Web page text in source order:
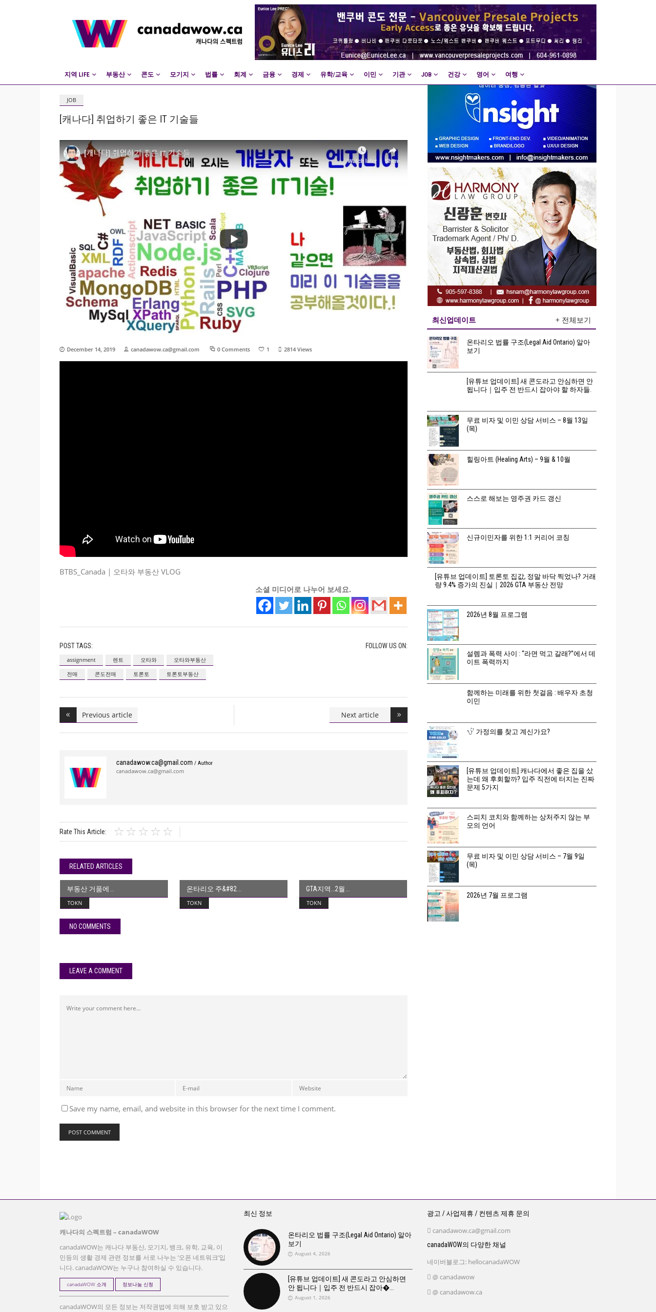
지역 LIFE 부동산 콘도 모기지 법률 회계 금융 경제 유학/교육 이민 기관 JOB 건강 영어 여행
JOB
[캐나다] 취업하기 좋은 IT 기술들
December 14, 2019 canadawow.ca@gmail.com 0 Comments 1 2814 Views
BTBS_Canada | 오타와 부동산 VLOG
소셜 미디어로 나누어 보세요.
POST TAGS:
assignment 렌트 오타와
오타와부동산
전매
콘도전매 토론토 토론토부동산
FOLLOW US ON:
Previous article Next article
canadawow.ca@gmail.com / Author
canadawow.ca@gmail.com
Rate This Article:
RELATED ARTICLES
TOKN
부동산 거품에
TOKN
온타리오 주&#82
TOKN
GTA지역…2월
NO COMMENTS
LEAVE A COMMENT
Save my name, email, and website in this browser for the next time I comment.
최신업데이트 + 전체보기
온타리오 법률 구조(Legal Aid Ontario) 알아
보기
[유튜브 업데이트] 새 콘도라고 안심하면 안
됩니다｜입주 전 반드시 잡아야 할 하자들.
무료 비자 및 이민 상담 서비스 – 8월 13일
(목)
힐링아트 (Healing Arts) – 9월 & 10월
스스로 해보는 영주권 카드 갱신
신규이민자를 위한 1:1 커리어 코칭
[유튜브 업데이트] 토론토 집값, 정말 바닥 찍었나? 거래
량 9.4% 증가의 진실｜2026 GTA 부동산 전망
2026년 8월 프로그램
설렘과 폭력 사이 : “라면 먹고 갈래?”에서 데
이트 폭력까지
함께하는 미래를 위한 첫걸음 : 배우자 초청
이민
가정의를 찾고 계신가요?
[유튜브 업데이트] 캐나다에서 좋은 집을 샀
는데 왜 후회할까? 입주 직전에 터지는 진짜
문제 5가지
스피치 코치와 함께하는 상처주지 않는 부
모의 언어
무료 비자 및 이민 상담 서비스 – 7월 9일
(목)
2026년 7월 프로그램
캐나다의 스펙트럼 – canadaWOW
canadaWOW는 캐나다 부동산, 모기지, 뱅크, 유학, 교육, 이
민등의 생활 경제 관련 정보를 서로 나누는 ‘오픈 네트워크’입
니다. canadaWOW는 누구나 참여하실 수 있습니다.
canadaWOW 소개 정보나눔 신청
canadaWOW의 모든 정보는 저작권법에 의해 보호 받고 있으
최신 정보
온타리오 법률 구조(Legal Aid Ontario) 알아
보기
August 4, 2026
[유튜브 업데이트] 새 콘도라고 안심하면
안 됩니다｜입주 전 반드시 잡아�
August 1, 2026
광고 / 사업제휴 / 컨텐츠 제휴 문의
canadawow.ca@gmail.com
canadaWOW의 다양한 채널
네이버블로그: hellocanadaWOW
@ canadawow
@ canadawow.ca